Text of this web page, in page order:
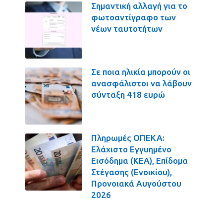
Σημαντική αλλαγή για το
φωτοαντίγραφο των
νέων ταυτοτήτων
Σε ποια ηλικία μπορούν οι
ανασφάλιστοι να λάβουν
σύνταξη 418 ευρώ
Πληρωμές ΟΠΕΚΑ:
Ελάχιστο Εγγυημένο
Εισόδημα (ΚΕΑ), Επίδομα
Στέγασης (Ενοικίου),
Προνοιακά Αυγούστου
2026